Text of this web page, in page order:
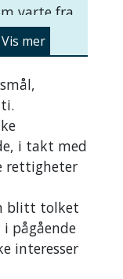
varte fra
1968 til
av
norske
i takt med
rettigheter
blitt tolket
pågående
interesser